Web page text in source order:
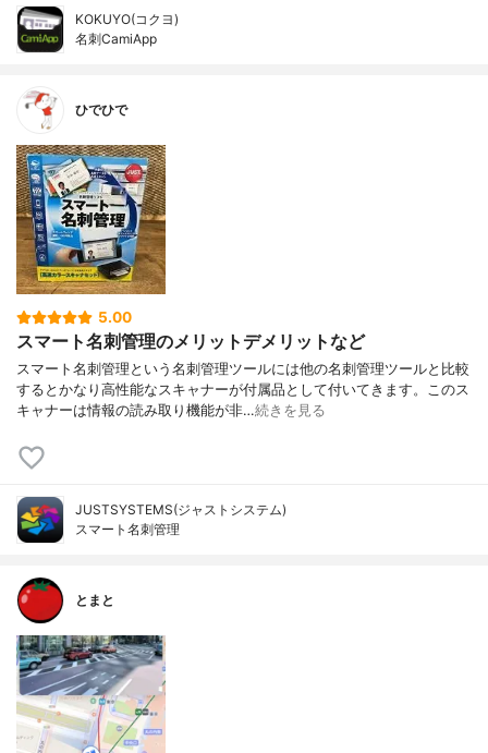
KOKUYO(コクヨ)
名刺CamiApp
ひでひで
5.00
スマート名刺管理のメリットデメリットなど
スマート名刺管理という名刺管理ツールには他の名刺管理ツールと比較
するとかなり高性能なスキャナーが付属品として付いてきます。このス
キャナーは情報の読み取り機能が非…続きを見る
JUSTSYSTEMS(ジャストシステム)
スマート名刺管理
とまと